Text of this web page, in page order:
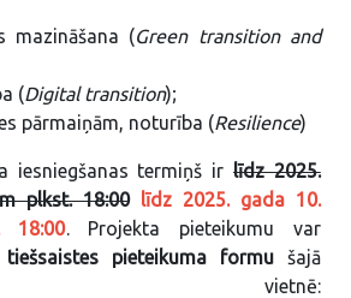
mazināšana (Green transition and
(Digital transition);
pārmaiņām, noturība (Resilience)
iesniegšanas termiņš ir līdz 2025.
plkst. 18:00 līdz 2025. gada 10.
18:00. Projekta pieteikumu var
tiešsaistes pieteikuma formušajā
vietnē: